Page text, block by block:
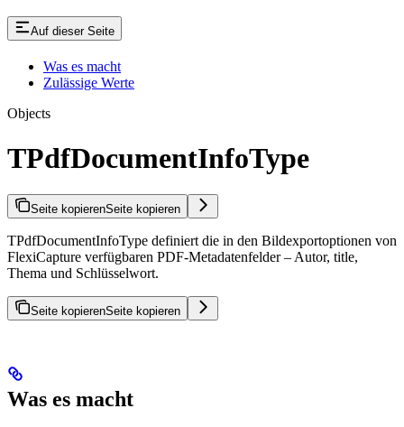
Auf dieser Seite
Was es macht
Zulässige Werte
Objects
TPdfDocumentInfoType
Seite kopierenSeite kopieren
TPdfDocumentInfoType definiert die in den Bildexportoptionen von
FlexiCapture verfügbaren PDF-Metadatenfelder – Autor, title,
Thema und Schlüsselwort.
Seite kopierenSeite kopieren
Was es macht